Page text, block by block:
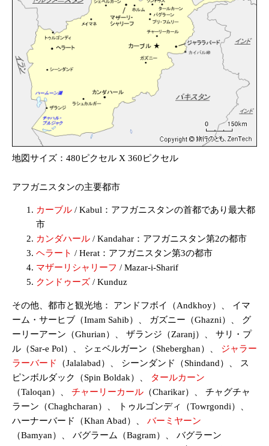
地図サイズ：480ピクセル X 360ピクセル
アフガニスタンの主要都市
カーブル / Kabul：アフガニスタンの首都であり最大都
市
カンダハール / Kandahar：アフガニスタン第2の都市
ヘラート / Herat：アフガニスタン第3の都市
マザーリシャリーフ / Mazar-i-Sharif
クンドゥーズ / Kunduz
その他、都市と観光地： アンドフボイ（Andkhoy）、 イマ
ーム・サーヒブ（Imam Sahib）、 ガズニー（Ghazni）、 グ
ーリーアーン（Ghurian）、 ザランジ（Zaranj）、 サリ・プ
ル（Sar-e Pol）、 シェベルガーン（Sheberghan）、 ジャラー
ラーバード
（Jalalabad）、 シーンダンド（Shindand）、 ス
ピンボルダック（Spin Boldak）、
タールカーン
（Taloqan）、 チャーリーカール （Charikar）、 チャグチャ
ラーン（Chaghcharan）、 トゥルゴンディ（Towrgondi）、
ハーナーバード（Khan Abad）、 バーミヤーン
（Bamyan）、 バグラーム（Bagram）、 バグラーン